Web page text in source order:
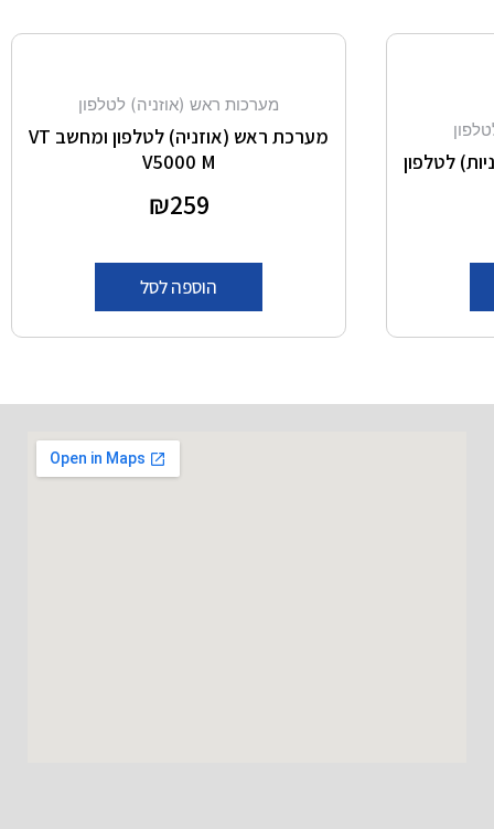
מערכות ראש (אוזניה) לטלפון
מערכת ראש (אוזניה) לטלפון ומחשב VT
V5000 M
₪259
הוספה לסל